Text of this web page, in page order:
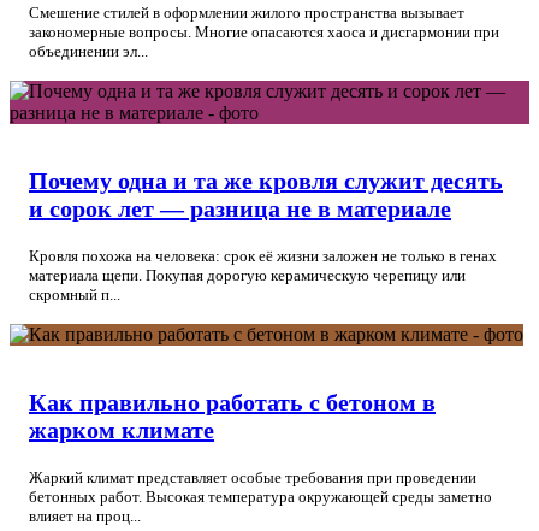
Смешение стилей в оформлении жилого пространства вызывает
закономерные вопросы. Многие опасаются хаоса и дисгармонии при
объединении эл...
Почему одна и та же кровля служит десять
и сорок лет — разница не в материале
Кровля похожа на человека: срок её жизни заложен не только в генах
материала щепи. Покупая дорогую керамическую черепицу или
скромный п...
Как правильно работать с бетоном в
жарком климате
Жаркий климат представляет особые требования при проведении
бетонных работ. Высокая температура окружающей среды заметно
влияет на проц...